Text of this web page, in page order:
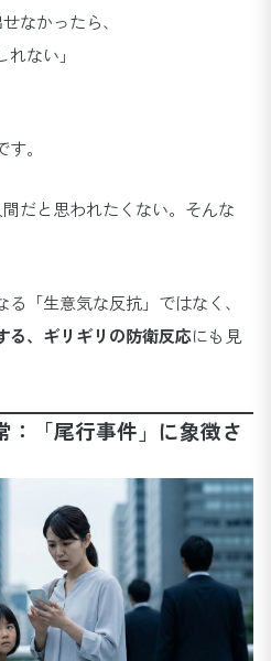
なかったら、
ない」
。
間だと思われたくない。そんな
「生意気な反抗」ではなく、
る、ギリギリの防衛反応にも見
：「尾行事件」に象徴さ